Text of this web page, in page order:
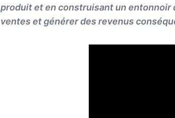
produit et en construisant un
ventes et générer des revenus